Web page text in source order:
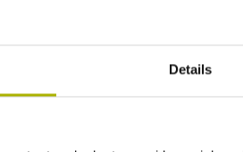
Details